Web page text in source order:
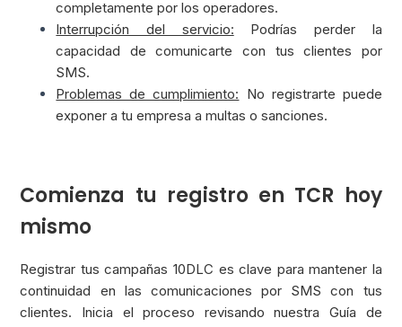
completamente por los operadores.
Interrupción del servicio: Podrías perder la
capacidad de comunicarte con tus clientes por
SMS.
Problemas de cumplimiento: No registrarte puede
exponer a tu empresa a multas o sanciones.
Comienza tu registro en TCR hoy
mismo
Registrar tus campañas 10DLC es clave para mantener la
continuidad en las comunicaciones por SMS con tus
clientes. Inicia el proceso revisando nuestra Guía de